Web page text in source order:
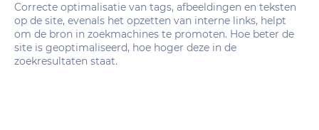
Correcte optimalisatie van tags, afbeeldingen en teksten
op de site, evenals het opzetten van interne links, helpt
om de bron in zoekmachines te promoten. Hoe beter de
site is geoptimaliseerd, hoe hoger deze in de
zoekresultaten staat.